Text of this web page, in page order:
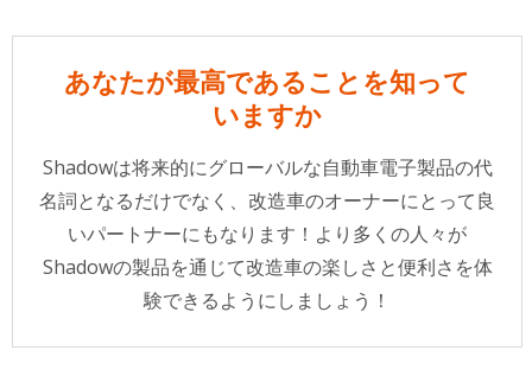
あなたが最高であることを知って
いますか
Shadowは将来的にグローバルな自動車電子製品の代
名詞となるだけでなく、改造車のオーナーにとって良
いパートナーにもなります！より多くの人々が
Shadowの製品を通じて改造車の楽しさと便利さを体
験できるようにしましょう！